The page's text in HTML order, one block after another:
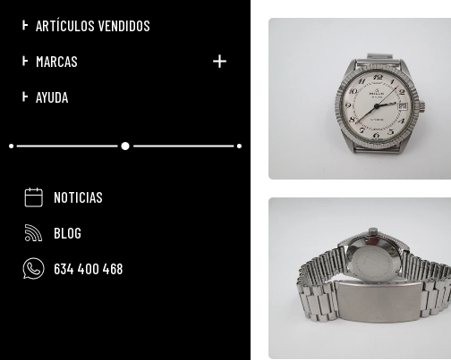
ARTÍCULOS VENDIDOS
MARCAS
AYUDA
NOTICIAS
BLOG
634 400 468